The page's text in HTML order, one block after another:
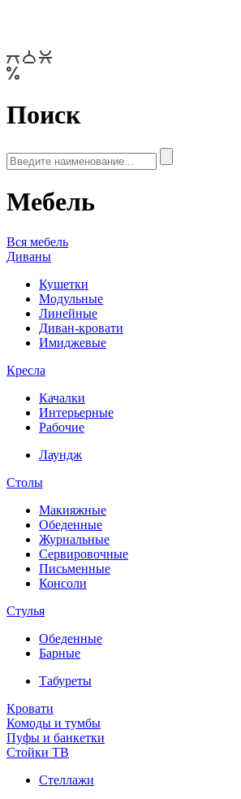
Поиск
Мебель
Вся мебель
Диваны
Кушетки
Модульные
Линейные
Диван-кровати
Имиджевые
Кресла
Качалки
Интерьерные
Рабочие
Лаундж
Столы
Макияжные
Обеденные
Журнальные
Сервировочные
Письменные
Консоли
Стулья
Обеденные
Барные
Табуреты
Кровати
Комоды и тумбы
Пуфы и банкетки
Стойки ТВ
Стеллажи